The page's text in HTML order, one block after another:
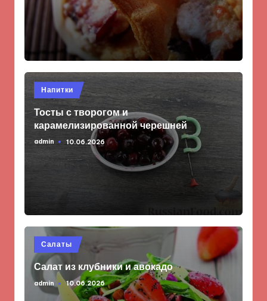
Опубликовано
в
Напитки
Тосты с творогом и
карамелизированной черешней
Запись
admin 10.06.2026
Опубликовано
в
Салаты
Салат из клубники и авокадо
Запись
admin 10.06.2026